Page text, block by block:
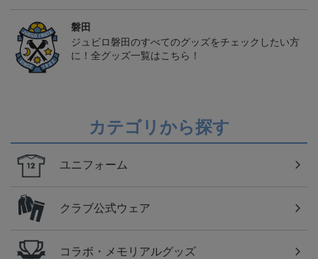
磐田
ジュビロ磐田のすべてのグッズをチェックしたい方
に！全グッズ一覧はこちら！
カテゴリから探す
ユニフォーム
クラブ公式ウェア
コラボ・メモリアルグッズ